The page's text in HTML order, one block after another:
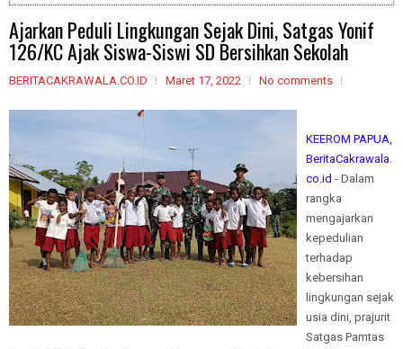
Ajarkan Peduli Lingkungan Sejak Dini, Satgas Yonif
126/KC Ajak Siswa-Siswi SD Bersihkan Sekolah
BERITACAKRAWALA.CO.ID Maret 17, 2022 No comments
KEEROM PAPUA,
BeritaCakrawala.
co.id - Dalam
rangka
mengajarkan
kepedulian
terhadap
kebersihan
lingkungan sejak
usia dini, prajurit
Satgas Pamtas